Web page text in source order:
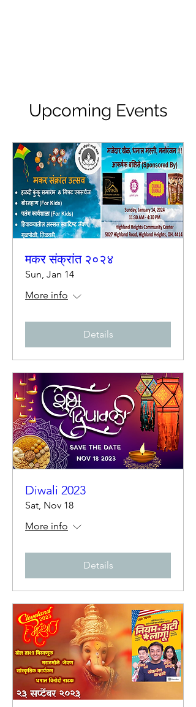
Upcoming Events
मकर संक्रांत २०२४
Sun, Jan 14
More info
Details
Diwali 2023
Sat, Nov 18
More info
Details